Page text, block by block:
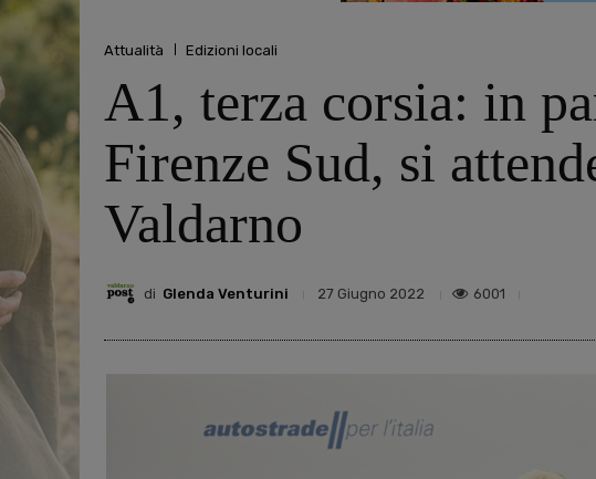
Attualità Edizioni locali
A1, terza corsia: in
Firenze Sud, si
Valdarno
di Glenda Venturini 27 Giugno 2022 6001